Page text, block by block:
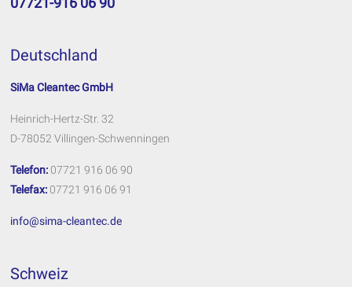
Deutschland
SiMa Cleantec GmbH
Heinrich-Hertz-Str. 32
D-78052 Villingen-Schwenningen
Telefon: 07721 916 06 90
Telefax: 07721 916 06 91
info@sima-cleantec.de
Schweiz